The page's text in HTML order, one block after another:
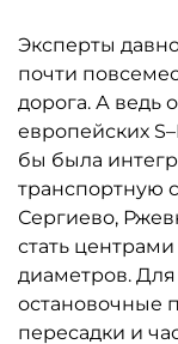
Эксперты
почти
дорога. А ведь
европейских
бы была
транспортную
Сергиево,
стать
диаметров.
остановочные
пересадки и